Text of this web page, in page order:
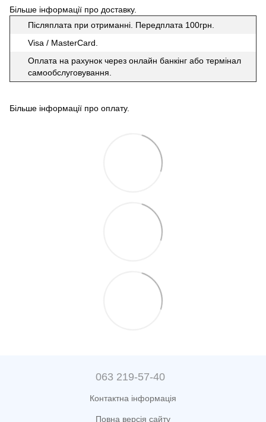
Більше інформації про доставку.
Післяплата при отриманні. Передплата 100грн.
Visa / MasterCard.
Оплата на рахунок через онлайн банкінг або термінал
самообслуговування.
Більше інформації про оплату.
063 219-57-40
Контактна інформація
Повна версія сайту